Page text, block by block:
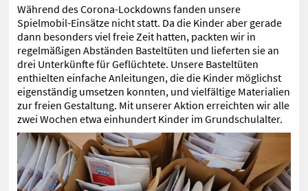
Während des Corona-Lockdowns fanden unsere
Spielmobil-Einsätze nicht statt. Da die Kinder aber gerade
dann besonders viel freie Zeit hatten, packten wir in
regelmäßigen Abständen Basteltüten und lieferten sie an
drei Unterkünfte für Geflüchtete. Unsere Basteltüten
enthielten einfache Anleitungen, die die Kinder möglichst
eigenständig umsetzen konnten, und vielfältige Materialien
zur freien Gestaltung. Mit unserer Aktion erreichten wir alle
zwei Wochen etwa einhundert Kinder im Grundschulalter.